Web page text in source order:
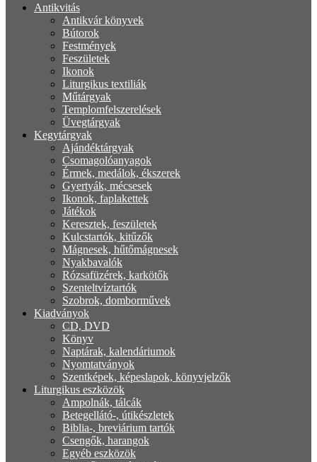
Antikvitás
Antikvár könyvek
Bútorok
Festmények
Feszületek
Ikonok
Liturgikus textiliák
Műtárgyak
Templomfelszerelések
Üvegtárgyak
Kegytárgyak
Ajándéktárgyak
Csomagolóanyagok
Érmek, medálok, ékszerek
Gyertyák, mécsesek
Ikonok, faplakettek
Játékok
Keresztek, feszületek
Kulcstartók, kitűzők
Mágnesek, hűtőmágnesek
Nyakbavalók
Rózsafüzérek, karkötők
Szenteltvíztartók
Szobrok, domborművek
Kiadványok
CD, DVD
Könyv
Naptárak, kalendáriumok
Nyomtatványok
Szentképek, képeslapok, könyvjelzők
Liturgikus eszközök
Ampolnák, tálcák
Betegellátó-, útikészletek
Biblia-, breviárium tartók
Csengők, harangok
Egyéb eszközök